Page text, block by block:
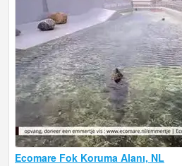
Ecomare Fok Koruma Alanı, NL